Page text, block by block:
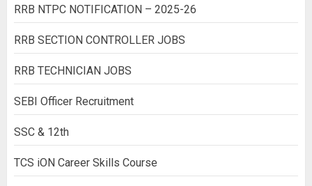
RRB NTPC NOTIFICATION – 2025-26
RRB SECTION CONTROLLER JOBS
RRB TECHNICIAN JOBS
SEBI Officer Recruitment
SSC & 12th
TCS iON Career Skills Course